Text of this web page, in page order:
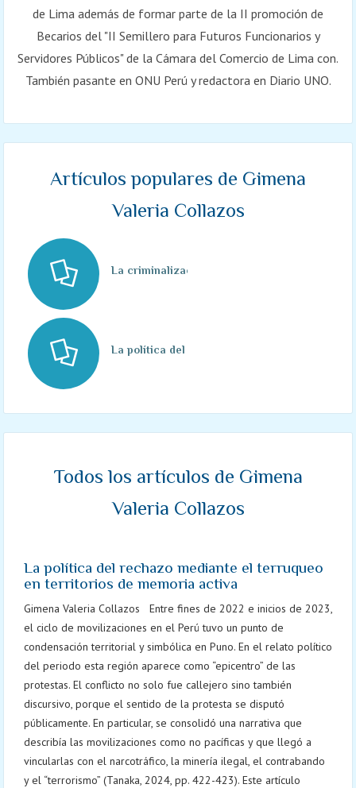
de Lima además de formar parte de la II promoción de
Becarios del "II Semillero para Futuros Funcionarios y
Servidores Públicos" de la Cámara del Comercio de Lima con.
También pasante en ONU Perú y redactora en Diario UNO.
Artículos populares de Gimena
Valeria Collazos
La criminalización de la protesta amazónica
La política del rechazo mediante el
Todos los artículos de Gimena
Valeria Collazos
La política del rechazo mediante el terruqueo
en territorios de memoria activa
Gimena Valeria Collazos Entre fines de 2022 e inicios de 2023,
el ciclo de movilizaciones en el Perú tuvo un punto de
condensación territorial y simbólica en Puno. En el relato político
del periodo esta región aparece como “epicentro” de las
protestas. El conflicto no solo fue callejero sino también
discursivo, porque el sentido de la protesta se disputó
públicamente. En particular, se consolidó una narrativa que
describía las movilizaciones como no pacíficas y que llegó a
vincularlas con el narcotráfico, la minería ilegal, el contrabando
y el “terrorismo” (Tanaka, 2024, pp. 422-423). Este artículo